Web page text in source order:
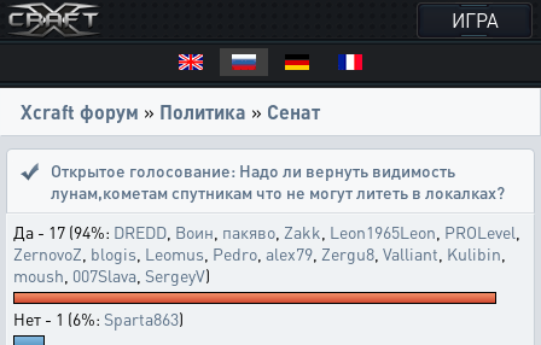
ИГРА
Xcraft форум » Политика » Сенат
Открытое голосование: Надо ли вернуть видимость
лунам,кометам спутникам что не могут литеть в локалках?
Да - 17 (94%: DREDD Воин пакяво Zakk Leon1965Leon PROLevel
ZernovoZ blogis Leomus Pedro alex79 Zergu8 Valliant Kulibin
moush 007Slava SergeyV)
Нет - 1 (6%: Sparta863)